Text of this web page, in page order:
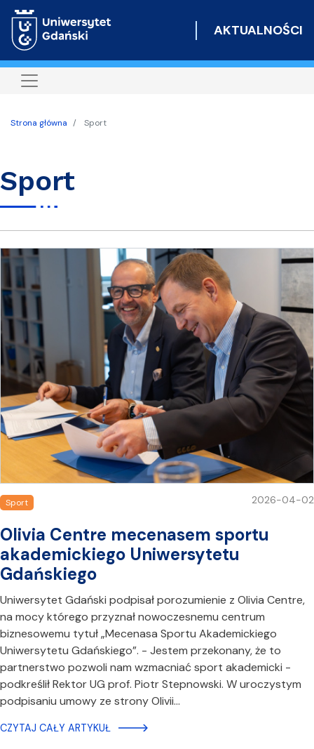
AKTUALNOŚCI
Strona główna Sport
Sport
Sport 2026-04-02
Olivia Centre mecenasem sportu
akademickiego Uniwersytetu
Gdańskiego
Uniwersytet Gdański podpisał porozumienie z Olivia Centre,
na mocy którego przyznał nowoczesnemu centrum
biznesowemu tytuł „Mecenasa Sportu Akademickiego
Uniwersytetu Gdańskiego”. - Jestem przekonany, że to
partnerstwo pozwoli nam wzmacniać sport akademicki -
podkreślił Rektor UG prof. Piotr Stepnowski. W uroczystym
podpisaniu umowy ze strony Olivii…
CZYTAJ CAŁY ARTYKUŁ